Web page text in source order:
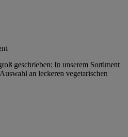
geschrieben: In unserem Sortiment
an leckeren vegetarischen